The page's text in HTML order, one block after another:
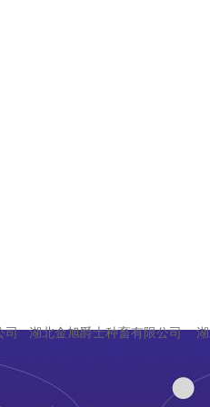
湖北金旭爵士种畜有限公司